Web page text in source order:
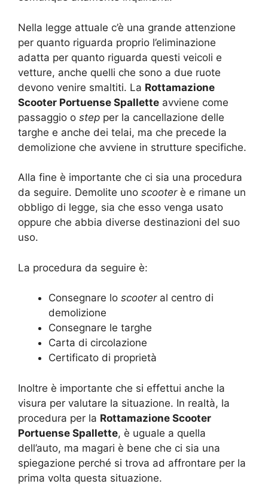
Nella legge attuale c’è una grande attenzione
per quanto riguarda proprio l’eliminazione
adatta per quanto riguarda questi veicoli e
vetture, anche quelli che sono a due ruote
devono venire smaltiti. La Rottamazione
Scooter Portuense Spallette avviene come
passaggio o step per la cancellazione delle
targhe e anche dei telai, ma che precede la
demolizione che avviene in strutture specifiche.
Alla fine è importante che ci sia una procedura
da seguire. Demolite uno scooterè e rimane un
obbligo di legge, sia che esso venga usato
oppure che abbia diverse destinazioni del suo
uso.
La procedura da seguire è:
Consegnare lo scooteral centro di
demolizione
Consegnare le targhe
Carta di circolazione
Certificato di proprietà
Inoltre è importante che si effettui anche la
visura per valutare la situazione. In realtà, la
procedura per la Rottamazione Scooter
Portuense Spallette, è uguale a quella
dell’auto, ma magari è bene che ci sia una
spiegazione perché si trova ad affrontare per la
prima volta questa situazione.